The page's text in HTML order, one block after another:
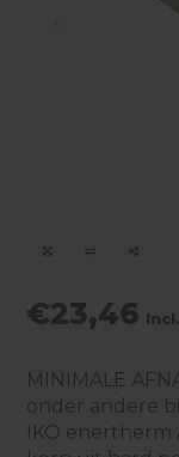
€23,46
MINIMALE
onder andere
IKO